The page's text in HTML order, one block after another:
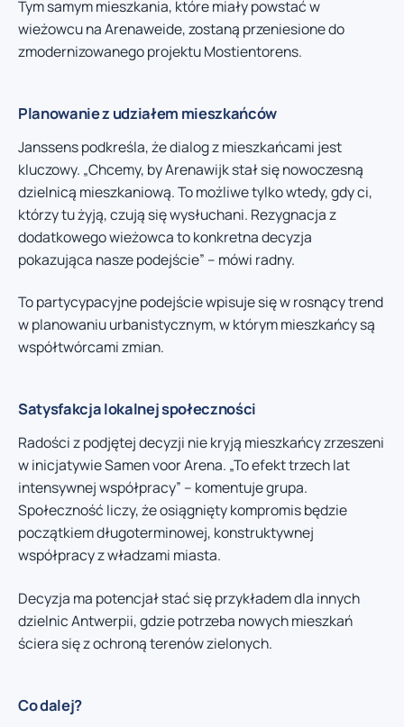
Tym samym mieszkania, które miały powstać w
wieżowcu na Arenaweide, zostaną przeniesione do
zmodernizowanego projektu Mostientorens.
Planowanie z udziałem mieszkańców
Janssens podkreśla, że dialog z mieszkańcami jest
kluczowy. „Chcemy, by Arenawijk stał się nowoczesną
dzielnicą mieszkaniową. To możliwe tylko wtedy, gdy ci,
którzy tu żyją, czują się wysłuchani. Rezygnacja z
dodatkowego wieżowca to konkretna decyzja
pokazująca nasze podejście” – mówi radny.
To partycypacyjne podejście wpisuje się w rosnący trend
w planowaniu urbanistycznym, w którym mieszkańcy są
współtwórcami zmian.
Satysfakcja lokalnej społeczności
Radości z podjętej decyzji nie kryją mieszkańcy zrzeszeni
w inicjatywie Samen voor Arena. „To efekt trzech lat
intensywnej współpracy” – komentuje grupa.
Społeczność liczy, że osiągnięty kompromis będzie
początkiem długoterminowej, konstruktywnej
współpracy z władzami miasta.
Decyzja ma potencjał stać się przykładem dla innych
dzielnic Antwerpii, gdzie potrzeba nowych mieszkań
ściera się z ochroną terenów zielonych.
Co dalej?